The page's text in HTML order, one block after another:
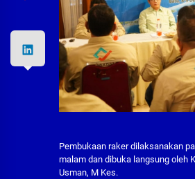
Pembukaan raker dilaksanakan
malam dan dibuka langsung oleh
Usman, M Kes.